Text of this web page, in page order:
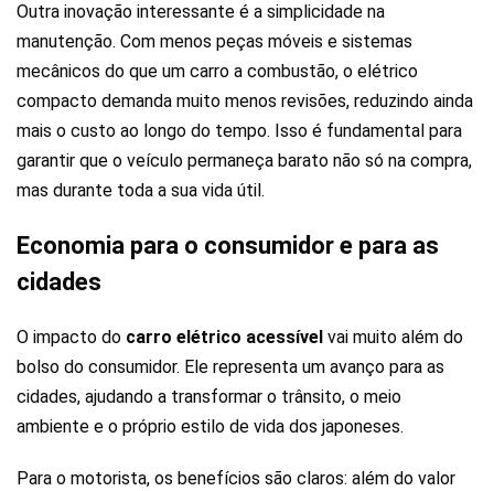
Outra inovação interessante é a simplicidade na
manutenção. Com menos peças móveis e sistemas
mecânicos do que um carro a combustão, o elétrico
compacto demanda muito menos revisões, reduzindo ainda
mais o custo ao longo do tempo. Isso é fundamental para
garantir que o veículo permaneça barato não só na compra,
mas durante toda a sua vida útil.
Economia para o consumidor e para as
cidades
O impacto do carro elétrico acessível vai muito além do
bolso do consumidor. Ele representa um avanço para as
cidades, ajudando a transformar o trânsito, o meio
ambiente e o próprio estilo de vida dos japoneses.
Para o motorista, os benefícios são claros: além do valor